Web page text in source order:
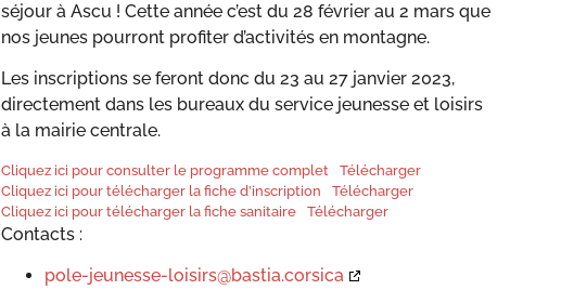
séjour à Ascu ! Cette année c’est du 28 février au 2 mars que
nos jeunes pourront profiter d’activités en montagne.
Les inscriptions se feront donc du 23 au 27 janvier 2023,
directement dans les bureaux du service jeunesse et loisirs
à la mairie centrale.
Cliquez ici pour consulter le programme complet
Télécharger
Cliquez ici pour télécharger la fiche d’inscription
Télécharger
Cliquez ici pour télécharger la fiche sanitaire
Télécharger
Contacts :
pole-jeunesse-loisirs@bastia.corsica